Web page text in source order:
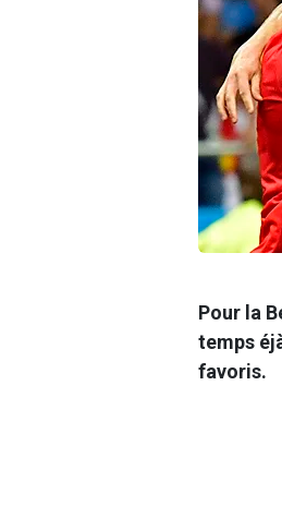
Pour la
temps
favoris.